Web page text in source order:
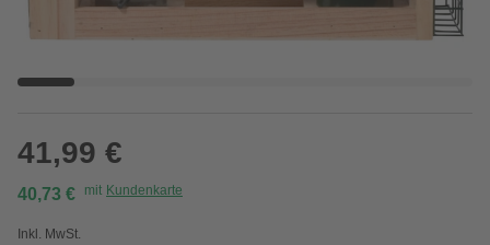
41,99 €
40,73 € mit Kundenkarte
Inkl. MwSt.